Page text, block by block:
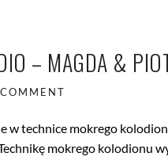
– MAGDA &
w technice mokrego
mokrego kolodionu